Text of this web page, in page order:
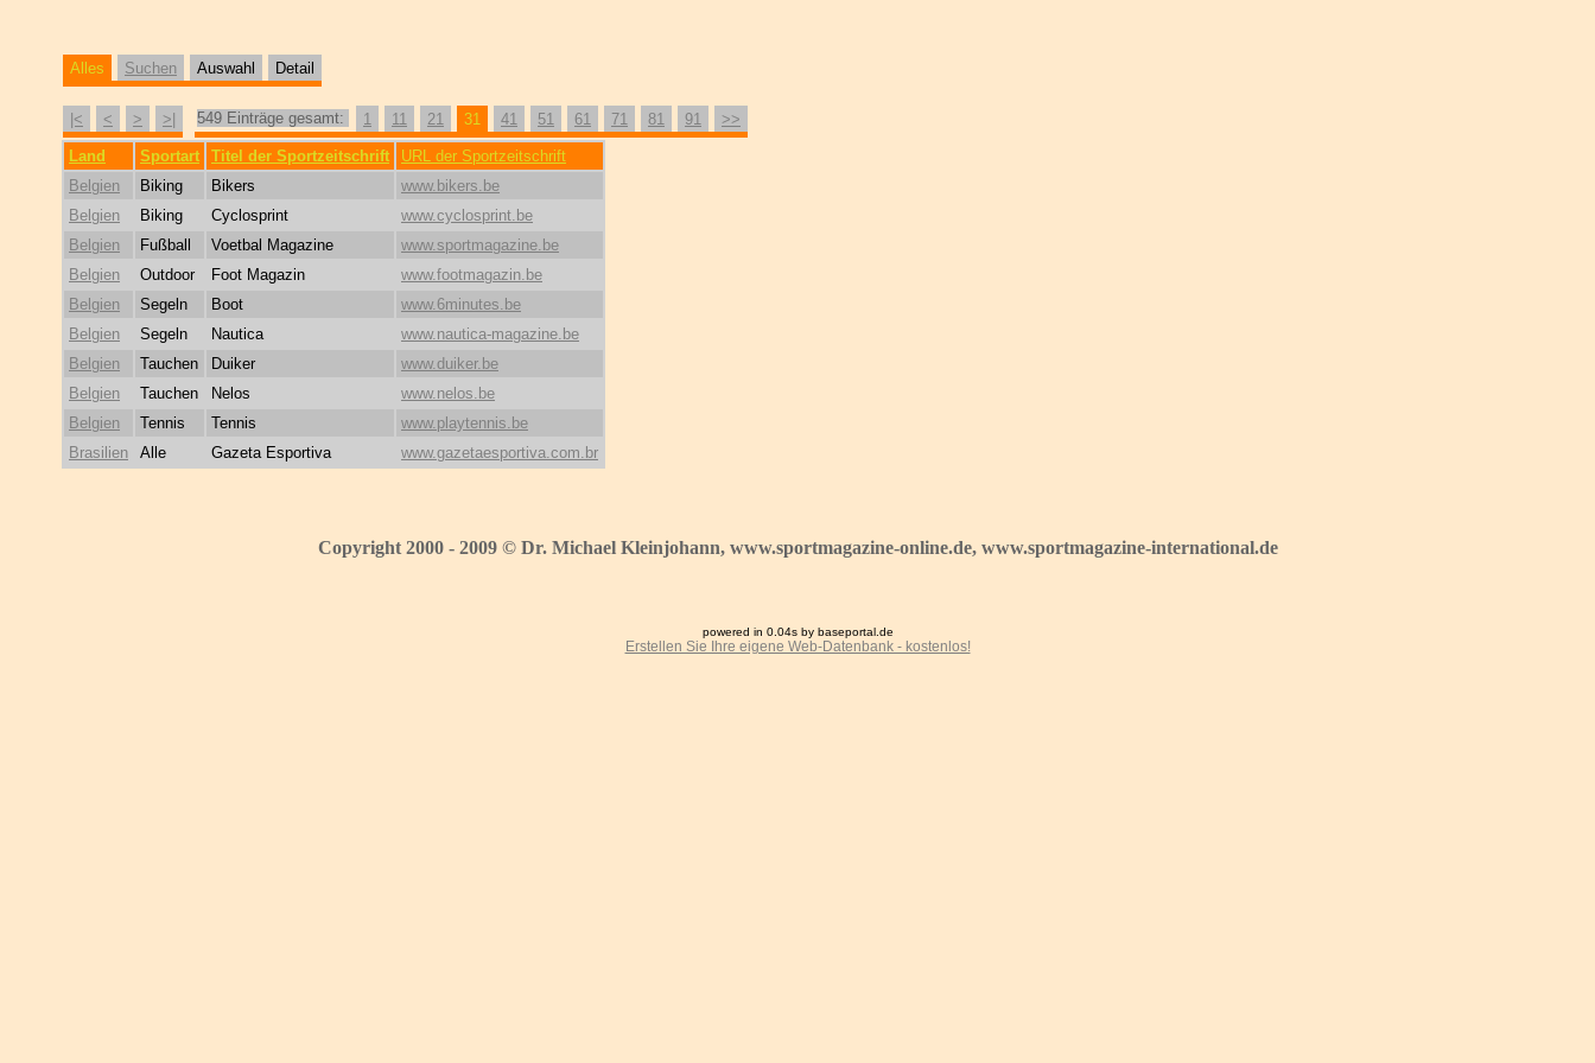
Alles Suchen Auswahl Detail
|< < > >| 549 Einträge gesamt: 1 11 21 31 41 51 61 71 81 91 >>
Land Sportart Titel der Sportzeitschrift
URL der Sportzeitschrift
Belgien
Biking Bikers
www.bikers.be
Belgien
Biking Cyclosprint
www.cyclosprint.be
Belgien
Fußball Voetbal Magazine
www.sportmagazine.be
Belgien
Outdoor Foot Magazin
www.footmagazin.be
Belgien
Segeln Boot
www.6minutes.be
Belgien
Segeln Nautica
www.nautica-magazine.be
Belgien
Tauchen Duiker
www.duiker.be
Belgien
Tauchen Nelos
www.nelos.be
Belgien
Tennis Tennis
www.playtennis.be
Brasilien
Alle Gazeta Esportiva www.gazetaesportiva.com.br
Copyright 2000 - 2009 © Dr. Michael Kleinjohann, www.sportmagazine-online.de, www.sportmagazine-international.de
powered in 0.04s by baseportal.de
Erstellen Sie Ihre eigene Web-Datenbank - kostenlos!